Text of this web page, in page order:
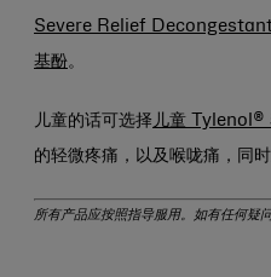
Severe Relief
基酚。
儿童的话可选择 儿童 Tylenol®
的轻微疼痛，以及喉咙痛，同
所有产品应按照指导服用。如有任何疑